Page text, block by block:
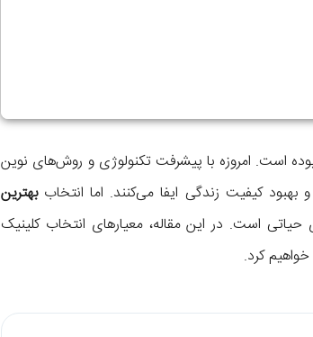
بوده است. امروزه با پیشرفت تکنولوژی و روش‌های نوین
کیفیت زندگی ایفا می‌کنند. اما انتخاببهترین
حیاتی است. در این مقاله، معیارهای انتخاب کلینیک
کرد.